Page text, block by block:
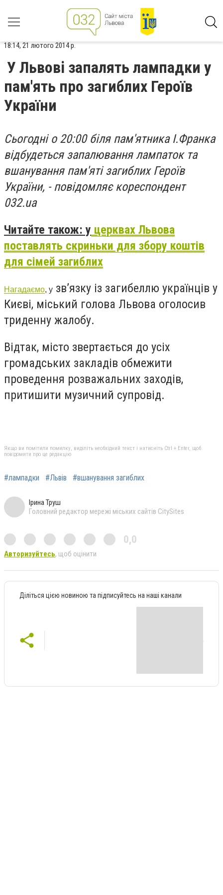
18:14, 21 лютого 2014 р.
У Львові запалять лампадки у
пам'ять про загиблих Героїв
України
Сьогодні о 20:00 біля пам'ятника І.Франка
відбудеться запалювання лампаток та
вшанування пам'яті загиблих Героїв
України, - повідомляє кореспондент
032.ua
Читайте також: у церквах Львова
поставлять скриньки для збору коштів
для сімей загиблих
Нагадаємо, у зв’язку із загибеллю українців у
Києві, міський голова Львова оголосив
триденну жалобу.
Відтак, місто звертається до усіх
громадських закладів обмежити
проведення розважальних заходів,
притишити музичний супровід.
Якщо ви помітили помилку, виділіть необхідний текст і натисніть Ctrl + Enter, щоб
повідомити про це редакцію
#лампадки #Львів #вшанування загиблих
Ірина Труш
Головний редактор мережі міських сайтів CitySites
0,0
Авторизуйтесь, щоб оцінити
Діліться цією новиною та підписуйтесь на наші канали